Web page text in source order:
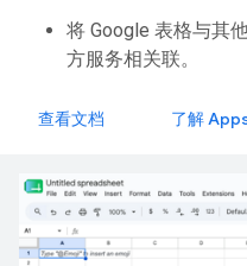
将 Google 表格与其
方服务相关联。
查看文档 了解